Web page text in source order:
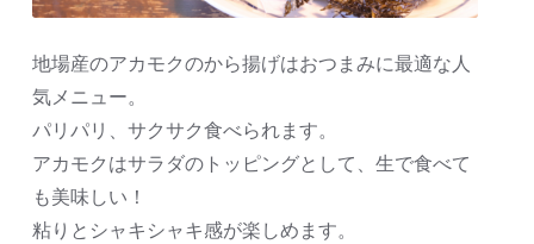
地場産のアカモクのから揚げはおつまみに最適な人
気メニュー。
パリパリ、サクサク食べられます。
アカモクはサラダのトッピングとして、生で食べて
も美味しい！
粘りとシャキシャキ感が楽しめます。